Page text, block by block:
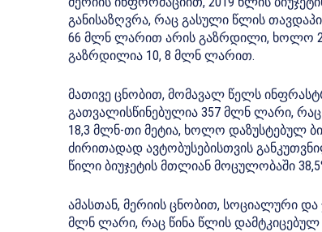
განისაზღვრა, რაც გასული წლის
66 მლნ ლარით არის გაზრდილი, ხოლო
გაზრდილია 10, 8 მლნ ლარით.
მათივე ცნობით, მომავალ წელს
გათვალისწინებულია 357 მლნ ლარი,
18,3 მლნ-თი მეტია, ხოლო დაზუსტებულ
ძირითადად ავტობუსებისთვის
წილი ბიუჯეტის მთლიან მოცულობაში
ამასთან, მერიის ცნობით, სოციალური
მლნ ლარი, რაც წინა წლის